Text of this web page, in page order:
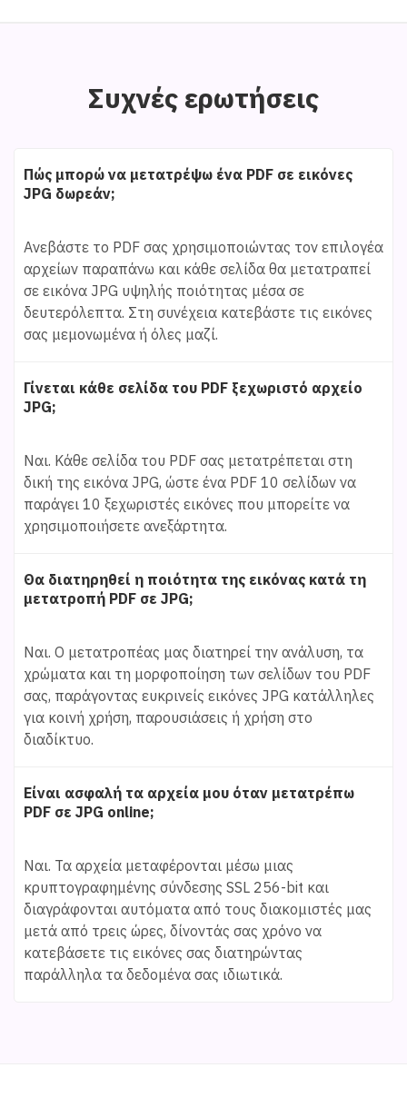
Συχνές ερωτήσεις
Πώς μπορώ να μετατρέψω ένα PDF σε εικόνες
JPG δωρεάν;
Ανεβάστε το PDF σας χρησιμοποιώντας τον επιλογέα
αρχείων παραπάνω και κάθε σελίδα θα μετατραπεί
σε εικόνα JPG υψηλής ποιότητας μέσα σε
δευτερόλεπτα. Στη συνέχεια κατεβάστε τις εικόνες
σας μεμονωμένα ή όλες μαζί.
Γίνεται κάθε σελίδα του PDF ξεχωριστό αρχείο
JPG;
Ναι. Κάθε σελίδα του PDF σας μετατρέπεται στη
δική της εικόνα JPG, ώστε ένα PDF 10 σελίδων να
παράγει 10 ξεχωριστές εικόνες που μπορείτε να
χρησιμοποιήσετε ανεξάρτητα.
Θα διατηρηθεί η ποιότητα της εικόνας κατά τη
μετατροπή PDF σε JPG;
Ναι. Ο μετατροπέας μας διατηρεί την ανάλυση, τα
χρώματα και τη μορφοποίηση των σελίδων του PDF
σας, παράγοντας ευκρινείς εικόνες JPG κατάλληλες
για κοινή χρήση, παρουσιάσεις ή χρήση στο
διαδίκτυο.
Είναι ασφαλή τα αρχεία μου όταν μετατρέπω
PDF σε JPG online;
Ναι. Τα αρχεία μεταφέρονται μέσω μιας
κρυπτογραφημένης σύνδεσης SSL 256-bit και
διαγράφονται αυτόματα από τους διακομιστές μας
μετά από τρεις ώρες, δίνοντάς σας χρόνο να
κατεβάσετε τις εικόνες σας διατηρώντας
παράλληλα τα δεδομένα σας ιδιωτικά.